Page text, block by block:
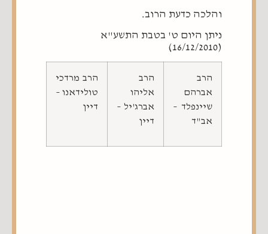
והלכה כדעת הרוב.
ניתן היום ט' בטבת התשע"א
(16/12/2010)
הרב
אברהם
שיינפלד –
אב"ד
הרב
אליהו
אברג'יל –
דיין
הרב מרדכי
טולידאנו –
דיין